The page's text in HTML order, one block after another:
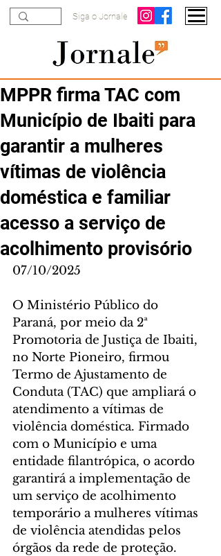
Siga o Jornale
MPPR firma TAC com
Município de Ibaiti para
garantir a mulheres
vítimas de violência
doméstica e familiar
acesso a serviço de
acolhimento provisório
07/10/2025
O Ministério Público do
Paraná, por meio da 2ª
Promotoria de Justiça de Ibaiti,
no Norte Pioneiro, firmou
Termo de Ajustamento de
Conduta (TAC) que ampliará o
atendimento a vítimas de
violência doméstica. Firmado
com o Município e uma
entidade filantrópica, o acordo
garantirá a implementação de
um serviço de acolhimento
temporário a mulheres vítimas
de violência atendidas pelos
órgãos da rede de proteção.